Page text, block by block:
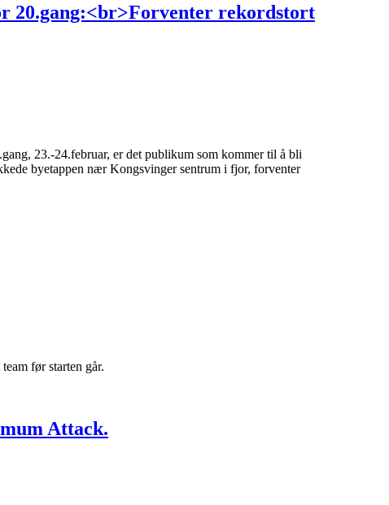
20.gang:<br>Forventer rekordstort
23.-24.februar, er det publikum som kommer til å bli
byetappen nær Kongsvinger sentrum i fjor, forventer
før starten går.
Attack.